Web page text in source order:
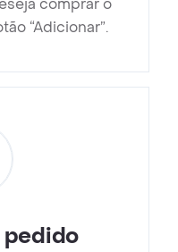
comprar o
“Adicionar”.
pedido